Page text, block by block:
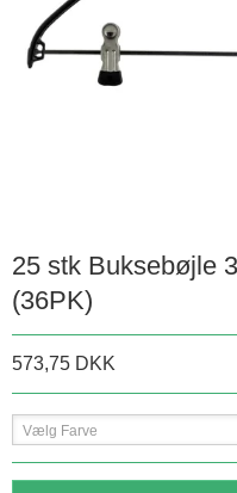
25 stk Buksebøjle
(36PK)
573,75 DKK
Vælg Farve